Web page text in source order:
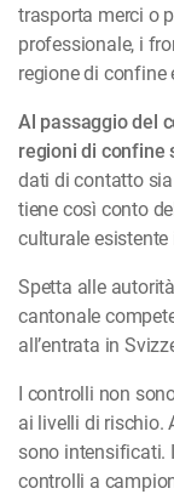
trasporta merci o
professionale, i
regione di confine
Al passaggio del
regioni di confine
dati di contatto
tiene così conto
culturale
Spetta alle
cantonale
all’entrata in
I controlli non
ai livelli di rischio.
sono intensificati.
controlli a